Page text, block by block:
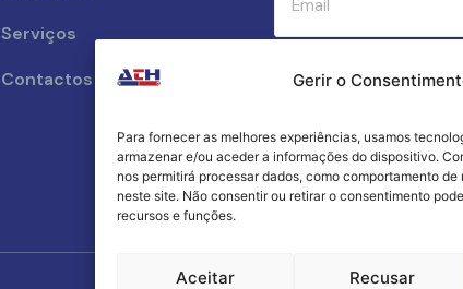
Gerir o
Para fornecer as melhores experiências, usamos
armazenar e/ou aceder a informações do dispositivo.
nos permitirá processar dados, como comportamento
neste site. Não consentir ou retirar o consentimento
recursos e funções.
Aceitar Recusar
Serviços
Contactos
Criamos a cozinha
sucesso gastronómico!